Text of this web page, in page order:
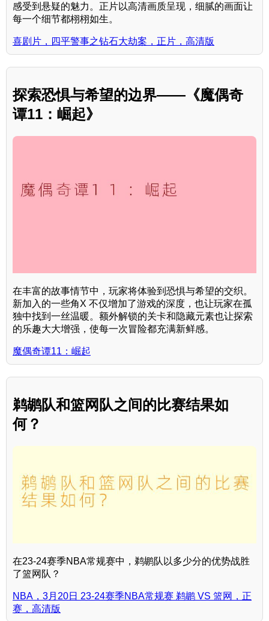
感受到悬疑的魅力。正片以高清画质呈现，细腻的画面让
每一个细节都栩栩如生。
喜剧片，四平警事之钻石大劫案，正片，高清版
探索恐惧与希望的边界——《魔偶奇
谭11：崛起》
在丰富的故事情节中，玩家将体验到恐惧与希望的交织。
新加入的一些角X 不仅增加了游戏的深度，也让玩家在孤
独中找到一丝温暖。额外解锁的关卡和隐藏元素也让探索
的乐趣大大增强，使每一次冒险都充满新鲜感。
魔偶奇谭11：崛起
鹈鹕队和篮网队之间的比赛结果如
何？
在23-24赛季NBA常规赛中，鹈鹕队以多少分的优势战胜
了篮网队？
NBA，3月20日 23-24赛季NBA常规赛 鹈鹕 VS 篮网，正
赛，高清版